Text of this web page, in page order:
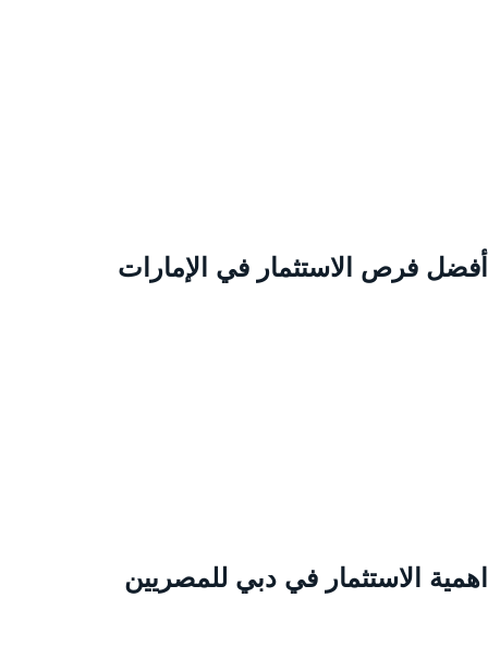
فرص الاستثمار في الإمارات
الاستثمار في دبي للمصريين